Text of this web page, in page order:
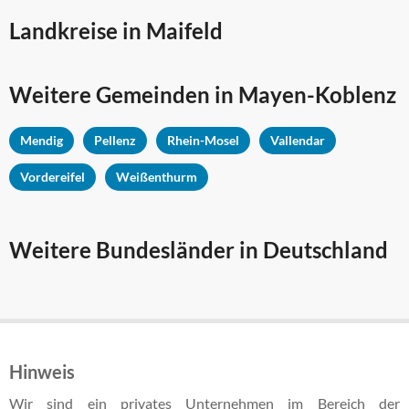
Landkreise in Maifeld
Weitere Gemeinden in Mayen-Koblenz
Mendig Pellenz Rhein-Mosel Vallendar
Vordereifel Weißenthurm
Weitere Bundesländer in Deutschland
Hinweis
Wir sind ein privates Unternehmen im Bereich der